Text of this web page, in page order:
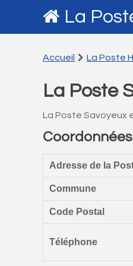
La
Accueil La Poste
La Poste
La Poste Savoyeux
Adresse de la
Commune
Code Postal
Téléphone